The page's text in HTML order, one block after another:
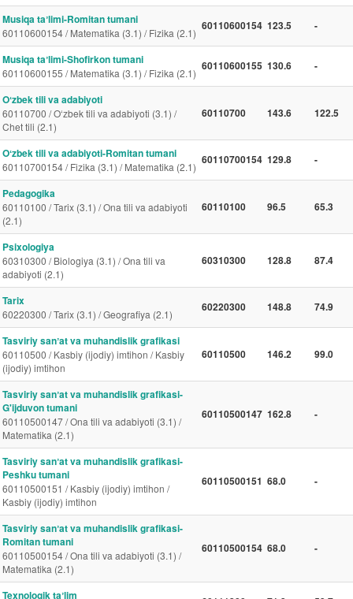
Musiqa taʼlimi-Romitan tumani
60110600154 / Matematika (3.1) / Fizika (2.1)
60110600154 123.5 -
Musiqa taʼlimi-Shofirkon tumani
60110600155 / Matematika (3.1) / Fizika (2.1)
60110600155 130.6 -
Oʻzbek tili va adabiyoti
60110700 / O‘zbek tili va adabiyoti (3.1) /
Chet tili (2.1)
60110700 143.6 122.5
Oʻzbek tili va adabiyoti-Romitan tumani
60110700154 / Fizika (3.1) / Matematika (2.1)
60110700154 129.8 -
Pedagogika
60110100 / Tarix (3.1) / Ona tili va adabiyoti
(2.1)
60110100 96.5 65.3
Psixologiya
60310300 / Biologiya (3.1) / Ona tili va
adabiyoti (2.1)
60310300 128.8 87.4
Tarix
60220300 / Tarix (3.1) / Geografiya (2.1)
60220300 148.8 74.9
Tasviriy sanʼat va muhandislik grafikasi
60110500 / Kasbiy (ijodiy) imtihon / Kasbiy
(ijodiy) imtihon
60110500 146.2 99.0
Tasviriy sanʼat va muhandislik grafikasi-
G'ijduvon tumani
60110500147 / Ona tili va adabiyoti (3.1) /
Matematika (2.1)
60110500147 162.8 -
Tasviriy sanʼat va muhandislik grafikasi-
Peshku tumani
60110500151 / Kasbiy (ijodiy) imtihon /
Kasbiy (ijodiy) imtihon
60110500151 68.0 -
Tasviriy sanʼat va muhandislik grafikasi-
Romitan tumani
60110500154 / Ona tili va adabiyoti (3.1) /
Matematika (2.1)
60110500154 68.0 -
Texnologik taʼlim